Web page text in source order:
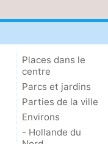
Places dans le
centre
Parcs et jardins
Parties de la ville
Environs
- Hollande du